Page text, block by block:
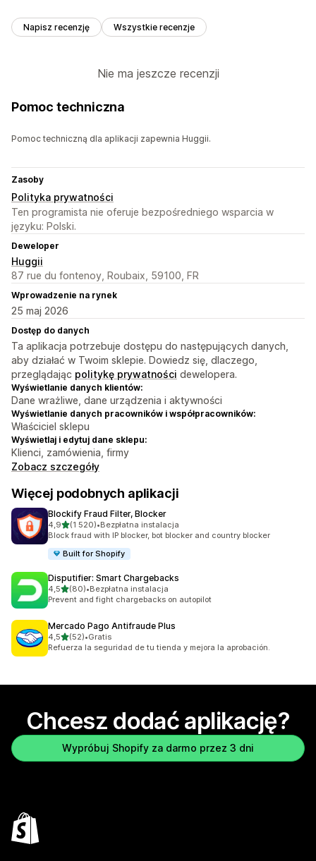
Napisz recenzję Wszystkie recenzje
Nie ma jeszcze recenzji
Pomoc techniczna
Pomoc techniczną dla aplikacji zapewnia Huggii.
Zasoby
Polityka prywatności
Ten programista nie oferuje bezpośredniego wsparcia w
języku: Polski.
Deweloper
Huggii
87 rue du fontenoy, Roubaix, 59100, FR
Wprowadzenie na rynek
25 maj 2026
Dostęp do danych
Ta aplikacja potrzebuje dostępu do następujących danych,
aby działać w Twoim sklepie. Dowiedz się, dlaczego,
przeglądając politykę prywatności dewelopera.
Wyświetlanie danych klientów:
Dane wrażliwe, dane urządzenia i aktywności
Wyświetlanie danych pracowników i współpracowników:
Właściciel sklepu
Wyświetlaj i edytuj dane sklepu:
Klienci, zamówienia, firmy
Zobacz szczegóły
Więcej podobnych aplikacji
Blockify Fraud Filter, Blocker
4,9na 5 gwiazdek
(1 520)
Łączna liczba recenzji: 1520
•Bezpłatna instalacja
Block fraud with IP blocker, bot blocker and country blocker
Built for Shopify
Disputifier: Smart Chargebacks
4,5na 5 gwiazdek
(80)
Łączna liczba recenzji: 80
•Bezpłatna instalacja
Prevent and fight chargebacks on autopilot
Mercado Pago Antifraude Plus
4,5na 5 gwiazdek
(52)
Łączna liczba recenzji: 52
•Gratis
Refuerza la seguridad de tu tienda y mejora la aprobación.
Chcesz dodać aplikację?
Wypróbuj Shopify za darmo przez 3 dni